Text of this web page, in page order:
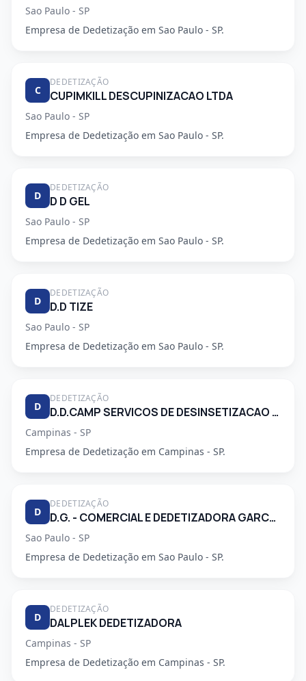
Sao Paulo - SP
Empresa de Dedetização em Sao Paulo - SP.
C
DEDETIZAÇÃO
CUPIMKILL DESCUPINIZACAO LTDA
Sao Paulo - SP
Empresa de Dedetização em Sao Paulo - SP.
D
DEDETIZAÇÃO
D D GEL
Sao Paulo - SP
Empresa de Dedetização em Sao Paulo - SP.
D
DEDETIZAÇÃO
D.D TIZE
Sao Paulo - SP
Empresa de Dedetização em Sao Paulo - SP.
D
DEDETIZAÇÃO
D.D.CAMP SERVICOS DE DESINSETIZACAO LTDA.
Campinas - SP
Empresa de Dedetização em Campinas - SP.
D
DEDETIZAÇÃO
D.G. - COMERCIAL E DEDETIZADORA GARCA LTDA
Sao Paulo - SP
Empresa de Dedetização em Sao Paulo - SP.
D
DEDETIZAÇÃO
DALPLEK DEDETIZADORA
Campinas - SP
Empresa de Dedetização em Campinas - SP.